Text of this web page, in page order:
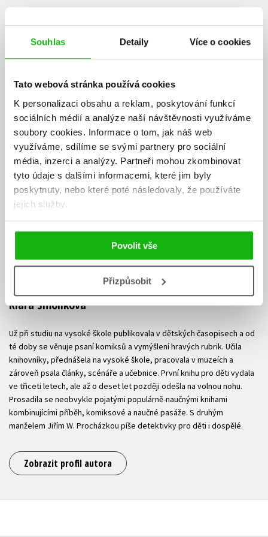
Souhlas Detaily Více o cookies
Tato webová stránka používá cookies
K personalizaci obsahu a reklam, poskytování funkcí
sociálních médií a analýze naší návštěvnosti využíváme
soubory cookies. Informace o tom, jak náš web
využíváme, sdílíme se svými partnery pro sociální
média, inzerci a analýzy. Partneři mohou zkombinovat
tyto údaje s dalšími informacemi, které jim byly
poskytnuty, nebo které poté následovaly, že používáte
jejich služby.
Povolit vše
Přizpůsobit
Klára Smolíková
Už při studiu na vysoké škole publikovala v dětských časopisech a od
té doby se věnuje psaní komiksů a vymýšlení hravých rubrik. Učila
knihovníky, přednášela na vysoké škole, pracovala v muzeích a
zároveň psala články, scénáře a učebnice. První knihu pro děti vydala
ve třiceti letech, ale až o deset let později odešla na volnou nohu.
Prosadila se neobvykle pojatými populárně-naučnými knihami
kombinujícími příběh, komiksové a naučné pasáže. S druhým
manželem Jiřím W. Procházkou píše detektivky pro děti i dospělé.
Zobrazit profil autora